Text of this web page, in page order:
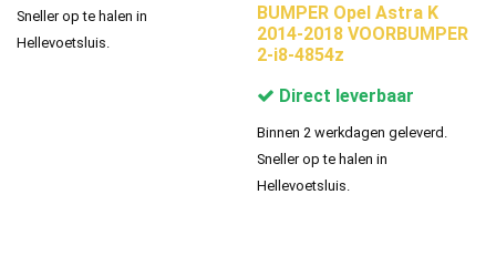
Sneller op te halen in
Hellevoetsluis.
BUMPER Opel Astra K
2014-2018 VOORBUMPER
2-i8-4854z
Direct leverbaar
Binnen 2 werkdagen geleverd.
Sneller op te halen in
Hellevoetsluis.